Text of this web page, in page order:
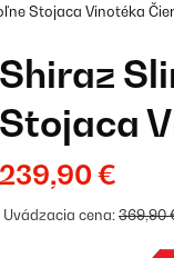
Stojaca Vinotéka
Shiraz
Stojaca
239,90 €
Uvádzacia cena:369,90